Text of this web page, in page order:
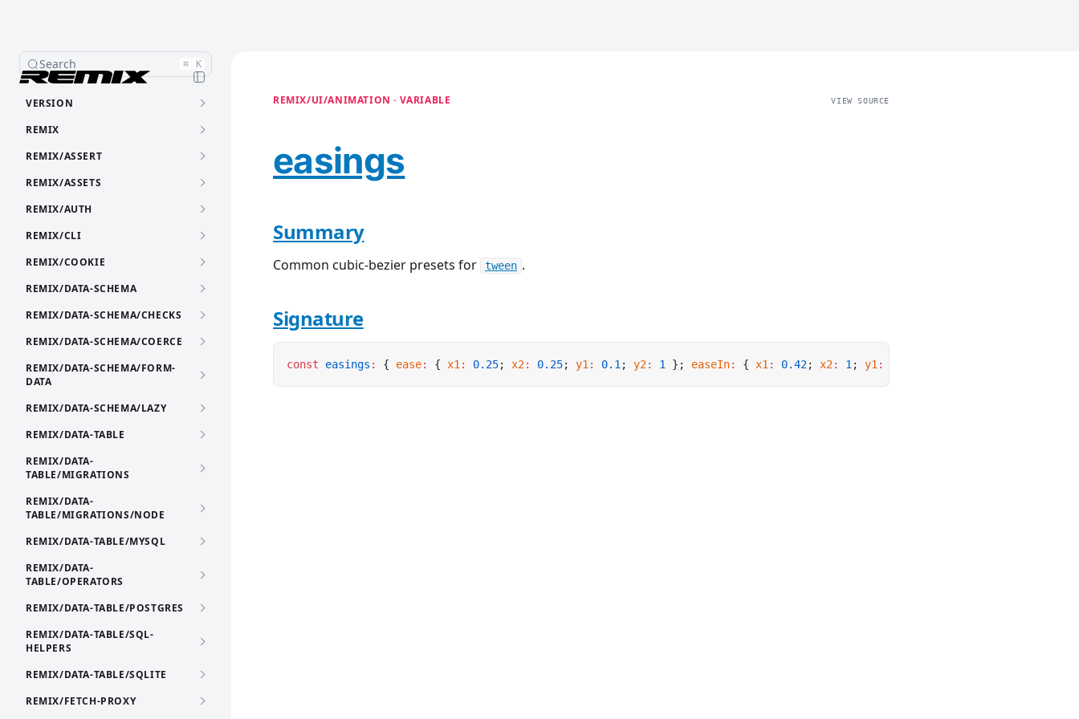
Search ⌘ K
VERSION
REMIX
REMIX/ASSERT
REMIX/ASSETS
REMIX/AUTH
REMIX/CLI
REMIX/COOKIE
REMIX/DATA-SCHEMA
REMIX/DATA-SCHEMA/CHECKS
REMIX/DATA-SCHEMA/COERCE
REMIX/DATA-SCHEMA/FORM-
DATA
REMIX/DATA-SCHEMA/LAZY
REMIX/DATA-TABLE
REMIX/DATA-
TABLE/MIGRATIONS
REMIX/DATA-
TABLE/MIGRATIONS/NODE
REMIX/DATA-TABLE/MYSQL
REMIX/DATA-
TABLE/OPERATORS
REMIX/DATA-TABLE/POSTGRES
REMIX/DATA-TABLE/SQL-
HELPERS
REMIX/DATA-TABLE/SQLITE
REMIX/FETCH-PROXY
REMIX/UI/ANIMATION · VARIABLE VIEW SOURCE
easings
Summary
Common cubic-bezier presets for tween .
Signature
const easings : { ease: { x1 : 0.25; x2: 0.25; y1 : 0.1 ; y2: 1 }; easeIn: { x1 : 0.42; x2: 1 ; y1 :